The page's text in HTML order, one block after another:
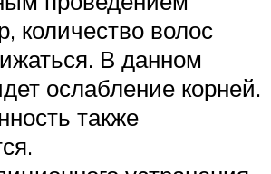
количество волос
В данном
ослабление корней.
также